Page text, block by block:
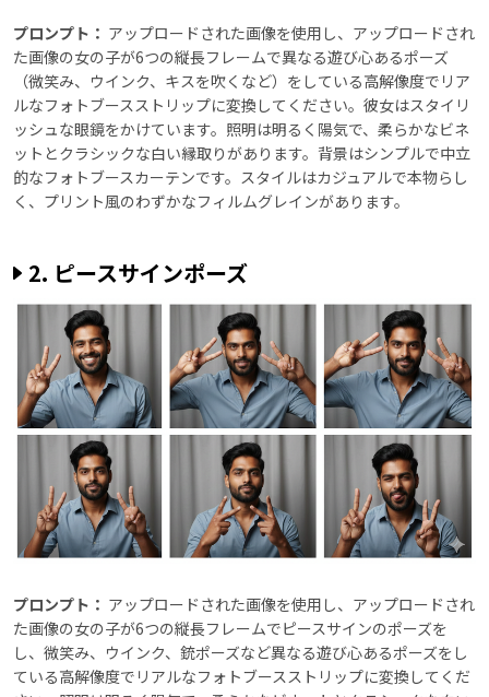
プロンプト： アップロードされた画像を使用し、アップロードされ
た画像の女の子が6つの縦長フレームで異なる遊び心あるポーズ
（微笑み、ウインク、キスを吹くなど）をしている高解像度でリア
ルなフォトブースストリップに変換してください。彼女はスタイリ
ッシュな眼鏡をかけています。照明は明るく陽気で、柔らかなビネ
ットとクラシックな白い縁取りがあります。背景はシンプルで中立
的なフォトブースカーテンです。スタイルはカジュアルで本物らし
く、プリント風のわずかなフィルムグレインがあります。
2. ピースサインポーズ
プロンプト： アップロードされた画像を使用し、アップロードされ
た画像の女の子が6つの縦長フレームでピースサインのポーズを
し、微笑み、ウインク、銃ポーズなど異なる遊び心あるポーズをし
ている高解像度でリアルなフォトブースストリップに変換してくだ